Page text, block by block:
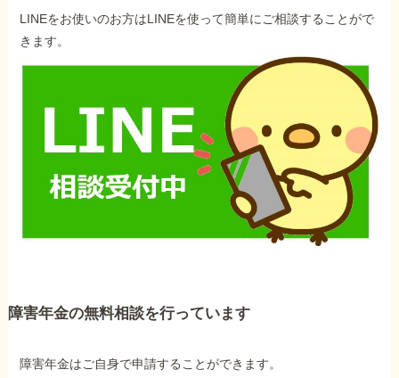
LINEをお使いのお方はLINEを使って簡単にご相談することがで
きます。
障害年金の無料相談を行っています
障害年金はご自身で申請することができます。